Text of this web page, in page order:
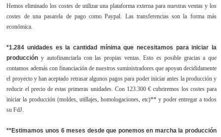
Hemos eliminado los costes de utilizar una plataforma externa para nuestras ventas y los
costes de una pasarela de pago como Paypal. Las transferencias son la forma más
económica.
*1.284 unidades es la cantidad mínima que necesitamos para iniciar la
producción y autofinanciarla con las propias ventas. Esto es posible gracias a que
contamos además con financiación de nuestros suministradores que apoyan decididamente
el proyecto y han aceptado retrasar algunos pagos para poder iniciar antes la producción y
reducir el precio de estas primeras unidades. Con 123.300 € cubriremos los costes para
iniciar la producción (moldes, utillajes, homologaciones, etc)** y poder entregar a todos
su FdJ.
**Estimamos unos 6 meses desde que ponemos en marcha la producción